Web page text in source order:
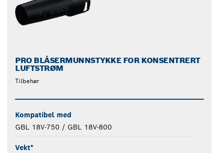
PRO BLÅSERMUNNSTYKKE FOR KONSENTRERT
LUFTSTRØM
Tilbehør
Kompatibel med
GBL 18V-750 / GBL 18V-800
Vekt*